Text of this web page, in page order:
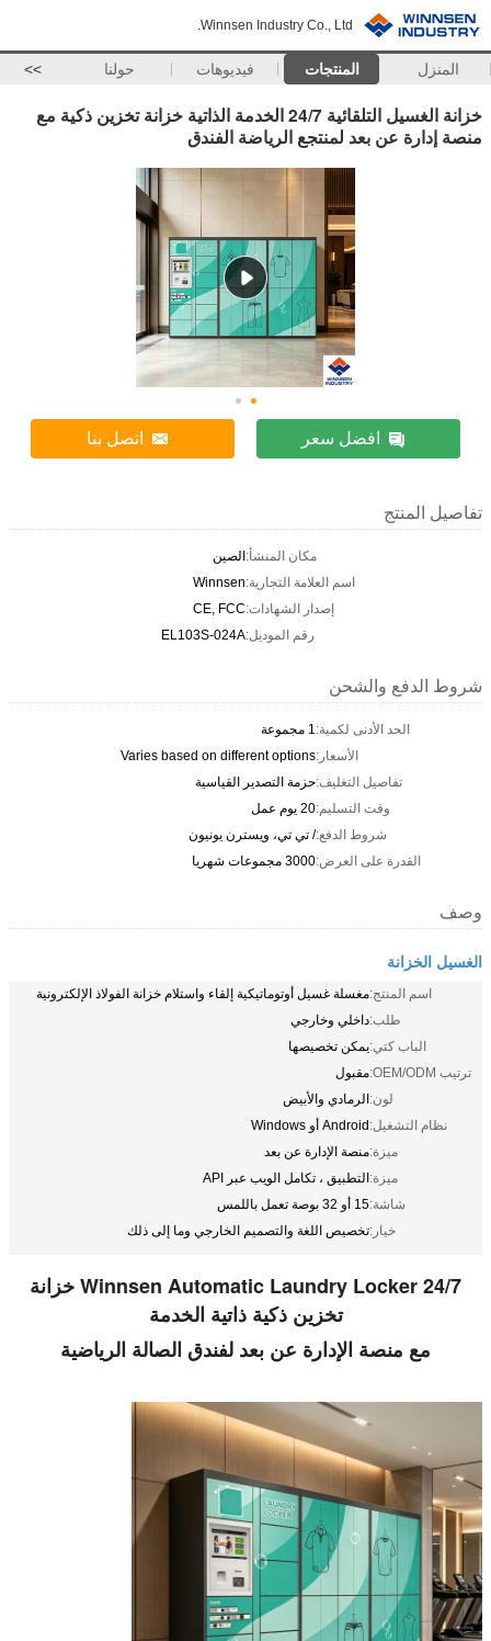
Winnsen Industry Co., Ltd.
المنزل المنتجات فيديوهات حولنا >>
خزانة الغسيل التلقائية 24/7 الخدمة الذاتية خزانة تخزين ذكية مع
منصة إدارة عن بعد لمنتجع الرياضة الفندق
افضل سعر اتصل بنا
تفاصيل المنتج
مكان المنشأ:الصين
اسم العلامة التجارية:Winnsen
إصدار الشهادات:CE, FCC
رقم الموديل:EL103S-024A
شروط الدفع والشحن
الحد الأدنى لكمية:1 مجموعة
الأسعار:Varies based on different options
تفاصيل التغليف:حزمة التصدير القياسية
وقت التسليم:20 يوم عمل
شروط الدفع:/ تي تي، ويسترن يونيون
القدرة على العرض:3000 مجموعات شهريا
وصف
الغسيل الخزانة
اسم المنتج:مغسلة غسيل أوتوماتيكية إلقاء واستلام خزانة الفولاذ الإلكترونية
طلب:داخلي وخارجي
الباب كتي:يمكن تخصيصها
ترتيب OEM/ODM:
مقبول
لون:الرمادي والأبيض
نظام التشغيل:Android أو Windows
ميزة:منصة الإدارة عن بعد
ميزة:التطبيق ، تكامل الويب عبر API
شاشة:15 أو 32 بوصة تعمل باللمس
خيار:تخصيص اللغة والتصميم الخارجي وما إلى ذلك
Winnsen Automatic Laundry Locker 24/7 خزانة
تخزين ذكية ذاتية الخدمة
مع منصة الإدارة عن بعد لفندق الصالة الرياضية